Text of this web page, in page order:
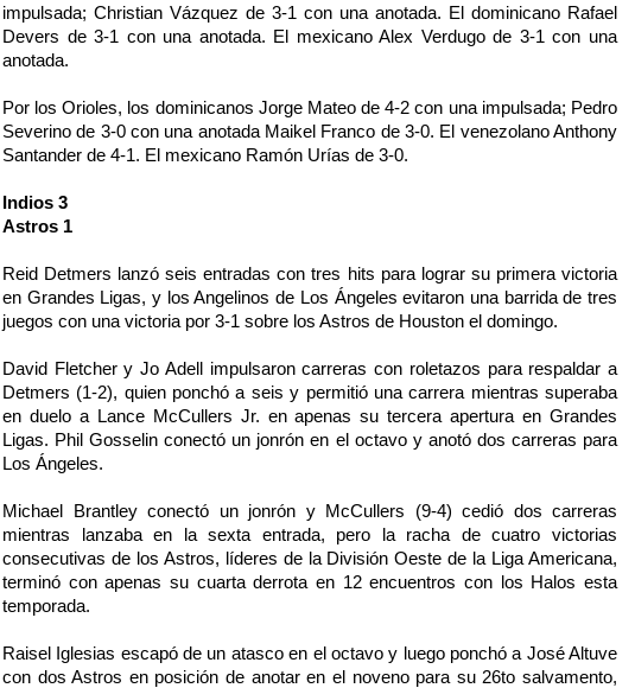
impulsada; Christian Vázquez de 3-1 con una anotada. El dominicano Rafael
Devers de 3-1 con una anotada. El mexicano Alex Verdugo de 3-1 con una
anotada.
Por los Orioles, los dominicanos Jorge Mateo de 4-2 con una impulsada; Pedro
Severino de 3-0 con una anotada Maikel Franco de 3-0. El venezolano Anthony
Santander de 4-1. El mexicano Ramón Urías de 3-0.
Indios 3
Astros 1
Reid Detmers lanzó seis entradas con tres hits para lograr su primera victoria
en Grandes Ligas, y los Angelinos de Los Ángeles evitaron una barrida de tres
juegos con una victoria por 3-1 sobre los Astros de Houston el domingo.
David Fletcher y Jo Adell impulsaron carreras con roletazos para respaldar a
Detmers (1-2), quien ponchó a seis y permitió una carrera mientras superaba
en duelo a Lance McCullers Jr. en apenas su tercera apertura en Grandes
Ligas. Phil Gosselin conectó un jonrón en el octavo y anotó dos carreras para
Los Ángeles.
Michael Brantley conectó un jonrón y McCullers (9-4) cedió dos carreras
mientras lanzaba en la sexta entrada, pero la racha de cuatro victorias
consecutivas de los Astros, líderes de la División Oeste de la Liga Americana,
terminó con apenas su cuarta derrota en 12 encuentros con los Halos esta
temporada.
Raisel Iglesias escapó de un atasco en el octavo y luego ponchó a José Altuve
con dos Astros en posición de anotar en el noveno para su 26to salvamento,